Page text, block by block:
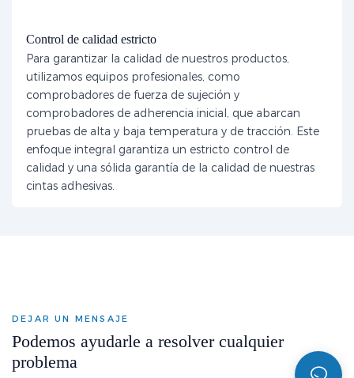
Control de calidad estricto
Para garantizar la calidad de nuestros productos,
utilizamos equipos profesionales, como
comprobadores de fuerza de sujeción y
comprobadores de adherencia inicial, que abarcan
pruebas de alta y baja temperatura y de tracción. Este
enfoque integral garantiza un estricto control de
calidad y una sólida garantía de la calidad de nuestras
cintas adhesivas.
DEJAR UN MENSAJE
Podemos ayudarle a resolver cualquier
problema